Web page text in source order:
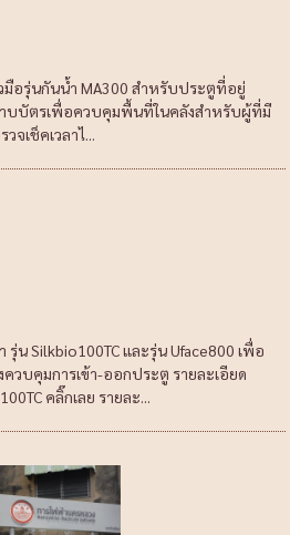
มือรุ่นกันน้ำ MA300 สำหรับประตูที่อยู่
าบบัตรเพื่อควบคุมพื้นที่ในคลังสำหรับผู้ที่มี
จเช็คเวลาไ...
น Silkbio100TC และรุ่น Uface800 เพื่อ
วบคุมการเข้า-ออกประตู รายละเอียด
คลิ๊กเลย รายละ...